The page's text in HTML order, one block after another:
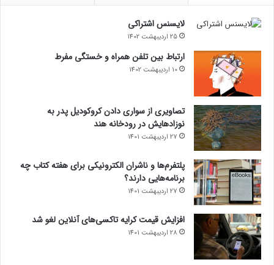
لایسنس اشتراکی
25 اردیبهشت 1402
ارتباط بین تلفن همراه و خستگی مفرط
10 اردیبهشت 1402
تصاویری از سواری دادن کروکودیل پدر به
نوزادهایش در رودخانه هند
27 اردیبهشت 1401
پلتفرم‌ها و ناشران الکترونیکی برای هفته کتاب چه
برنامه‌هایی دارند؟
27 اردیبهشت 1401
افزایش قیمت کرایه تاکسی‌های آنلاین لغو شد
28 اردیبهشت 1401